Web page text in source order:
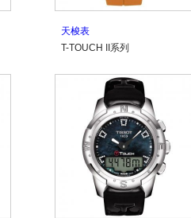
天梭表
T-TOUCH II系列